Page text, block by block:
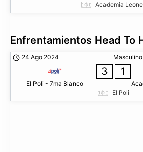
Academia
Enfrentamientos Head To
24 Ago 2024
El Poli - 7ma Blanco
3 1
El Poli